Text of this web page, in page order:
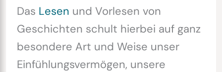
Das Lesen und Vorlesen von
Geschichten schult hierbei auf ganz
besondere Art und Weise unser
Einfühlungsvermögen, unsere